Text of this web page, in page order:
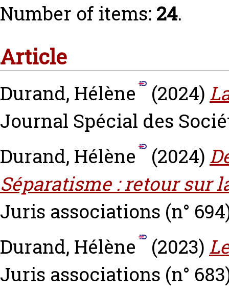
Number of items: 24.
Article
Durand, Hélène (2024)
Journal Spécial des
Durand, Hélène
(2024)
Séparatisme : retour
Juris associations (n°
Durand, Hélène
(2023)
Juris associations (n°